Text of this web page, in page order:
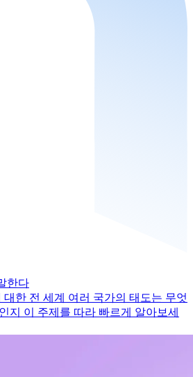
한다
한 전 세계 여러 국가의 태도는 무엇
지 이 주제를 따라 빠르게 알아보세